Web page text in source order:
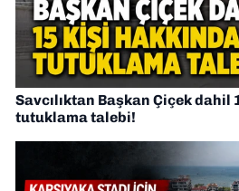
Savcılıktan Başkan Çiçek dahil
tutuklama talebi!